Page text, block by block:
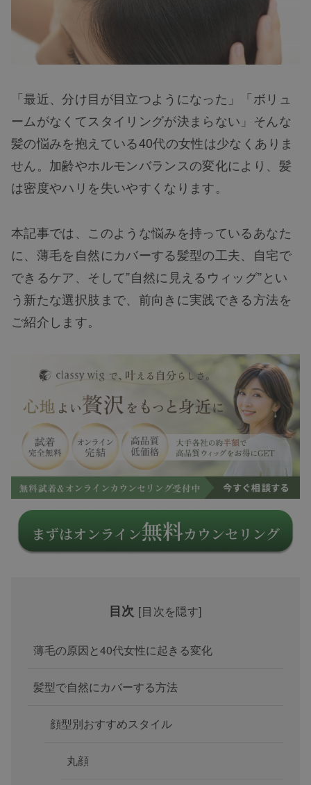
「最近、分け目が目立つようになった」「ボリュ
ームがなくてスタイリングが決まらない」そんな
髪の悩みを抱えている40代の女性は少なくありま
せん。加齢やホルモンバランスの変化により、髪
は密度やハリを失いやすくなります。
本記事では、このような悩みを持っているあなた
に、薄毛を自然にカバーする髪型の工夫、自宅で
できるケア、そして”自然に見えるウィッグ”とい
う新たな選択肢まで、前向きに実践できる方法を
ご紹介します。
目次 [目次を隠す]
薄毛の原因と40代女性に起きる変化
髪型で自然にカバーする方法
顔型別おすすめスタイル
丸顔